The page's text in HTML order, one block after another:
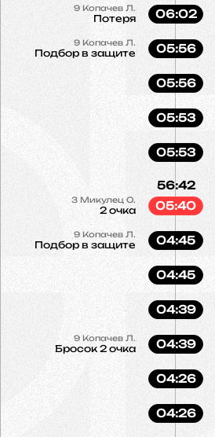
9 Копачев Л.
Потеря 06:02
9 Копачев Л.
Подбор в защите 05:56
05:56
05:53
05:53
3 Микулец О.
2 очка
56:42
05:40
9Копачев Л.
Подбор в защите 04:45
04:45
04:39
9 Копачев Л.
Бросок 2 очка 04:39
04:26
04:26